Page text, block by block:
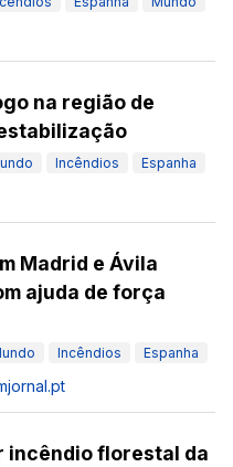
na região de
Incêndios Espanha
Madrid e Ávila
ajuda de força
Incêndios Espanha
incêndio florestal da